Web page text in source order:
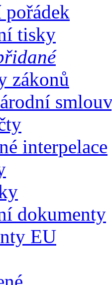
pořádek
tisky
zákonů
interpelace
dokumenty
EU